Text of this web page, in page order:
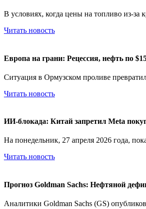
В условиях, когда цены на топливо из-за
Читать новость
Европа на грани: Рецессия, нефть по
Ситуация в Ормузском проливе
Читать новость
ИИ-блокада: Китай запретил Meta
На понедельник, 27 апреля 2026 года,
Читать новость
Прогноз Goldman Sachs: Нефтяной
Аналитики Goldman Sachs (GS)